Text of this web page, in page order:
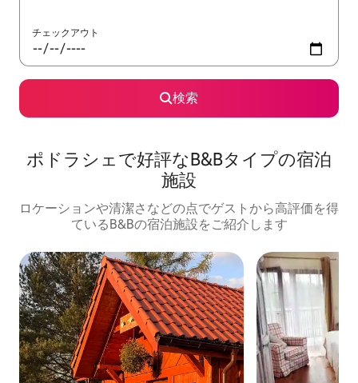
チェックアウト
検索
ポドラシェで好評なB&Bタイプの宿泊
施設
ロケーションや清潔さなどの点でゲストから高評価を得
ているB&Bの宿泊施設をご紹介します